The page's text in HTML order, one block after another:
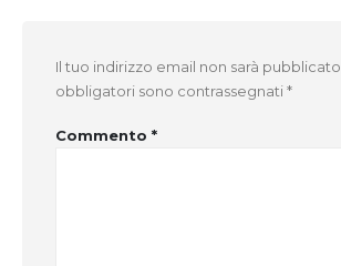
Il tuo indirizzo email non sarà pubblicato.
obbligatori sono contrassegnati*
Commento *